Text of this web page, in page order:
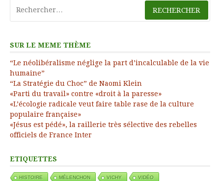
SUR LE MEME THÈME
“Le néolibéralisme néglige la part d’incalculable de la vie
humaine”
“La Stratégie du Choc” de Naomi Klein
«Parti du travail» contre «droit à la paresse»
«L’écologie radicale veut faire table rase de la culture
populaire française»
«Jésus est pédé», la raillerie très sélective des rebelles
officiels de France Inter
ETIQUETTES
HISTOIRE MÉLENCHON VICHY VIDÉO